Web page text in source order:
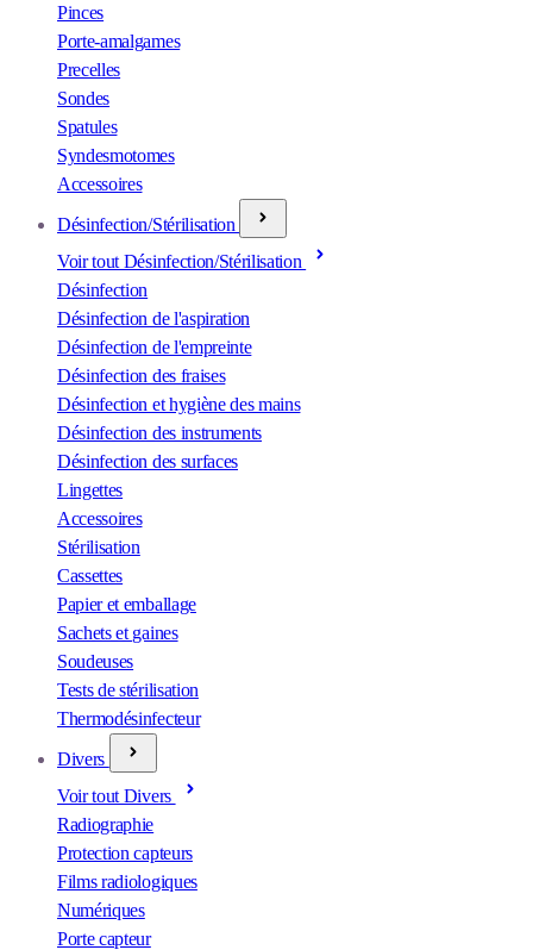
Pinces
Porte-amalgames
Precelles
Sondes
Spatules
Syndesmotomes
Accessoires
Désinfection/Stérilisation
Voir tout Désinfection/Stérilisation
Désinfection
Désinfection de l'aspiration
Désinfection de l'empreinte
Désinfection des fraises
Désinfection et hygiène des mains
Désinfection des instruments
Désinfection des surfaces
Lingettes
Accessoires
Stérilisation
Cassettes
Papier et emballage
Sachets et gaines
Soudeuses
Tests de stérilisation
Thermodésinfecteur
Divers
Voir tout Divers
Radiographie
Protection capteurs
Films radiologiques
Numériques
Porte capteur